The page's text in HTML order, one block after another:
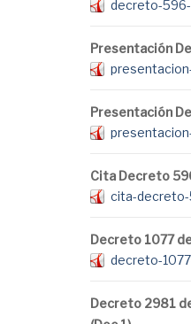
decreto-
Presentación
Presentación
Cita Decreto
cita-decreto-
Decreto 1077
decreto-
Decreto 2981